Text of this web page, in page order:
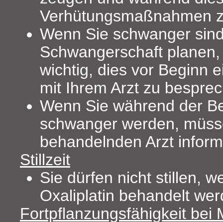
Verhütungsmaßnahmen
Wenn Sie schwanger
Schwangerschaft
wichtig, dies vor Beginn
mit Ihrem Arzt zu
Wenn Sie während der
schwanger werden,
behandelnden Arzt
Stillzeit
Sie dürfen nicht stillen,
Oxaliplatin behandelt
Fortpflanzungsfähigkeit bei